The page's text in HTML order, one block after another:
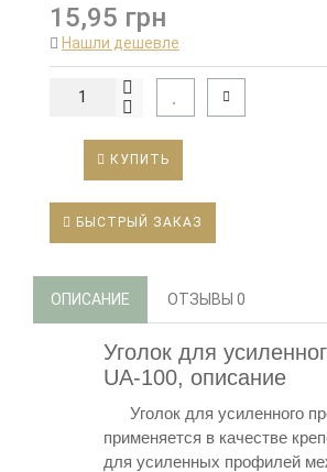
15,95 грн
Нашли дешевле
КУПИТЬ
БЫСТРЫЙ ЗАКАЗ
ОПИСАНИЕ ОТЗЫВЫ 0
Уголок для
UA-100, описание
Уголок для усиленного
применяется в качестве
для усиленных профилей